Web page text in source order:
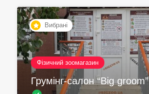
Вибрані
Фізичний зоомагазин
Грумінг-салон “Big groom”